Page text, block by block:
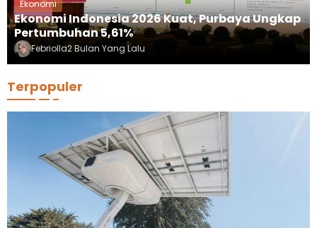
Ekonomi
Ekonomi Indonesia 2026 Kuat, Purbaya Ungkap
Pertumbuhan 5,61%
Febriolla2 Bulan Yang Lalu
Terpopuler